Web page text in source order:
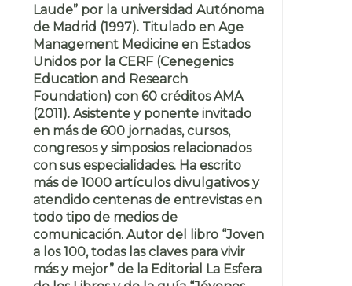
Laude” por la universidad Autónoma
de Madrid (1997). Titulado en Age
Management Medicine en Estados
Unidos por la CERF (Cenegenics
Education and Research
Foundation) con 60 créditos AMA
(2011). Asistente y ponente invitado
en más de 600 jornadas, cursos,
congresos y simposios relacionados
con sus especialidades. Ha escrito
más de 1000 artículos divulgativos y
atendido centenas de entrevistas en
todo tipo de medios de
comunicación. Autor del libro “Joven
a los 100, todas las claves para vivir
más y mejor” de la Editorial La Esfera